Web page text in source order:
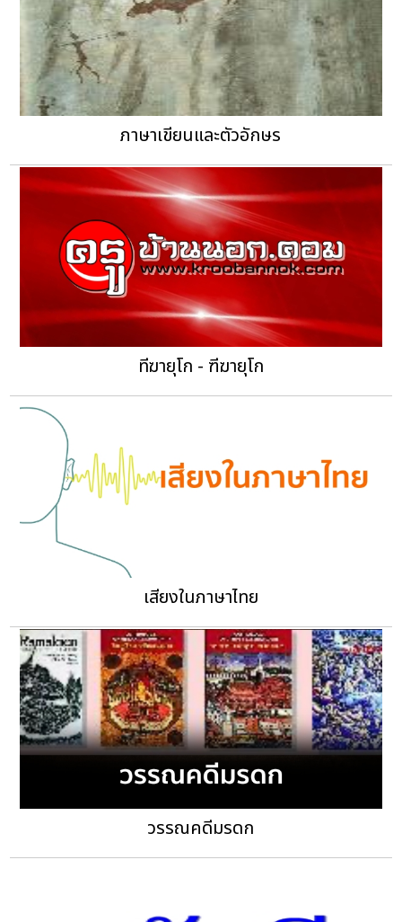
ภาษาเขียนและตัวอักษร
ทีฆายุโก - ฑีฆายุโก
เสียงในภาษาไทย
วรรณคดีมรดก